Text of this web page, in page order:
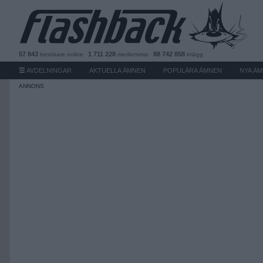
57 843 besökare online 1 711 228 medlemmar 88 742 858 inlägg
AVDELNINGAR AKTUELLA ÄMNEN POPULÄRA ÄMNEN NYA